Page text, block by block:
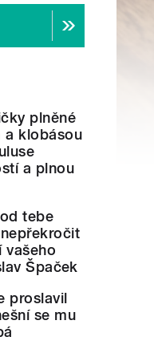
plněné
a klobásou
a plnou
tebe
vašeho
Špaček
proslavil
se mu